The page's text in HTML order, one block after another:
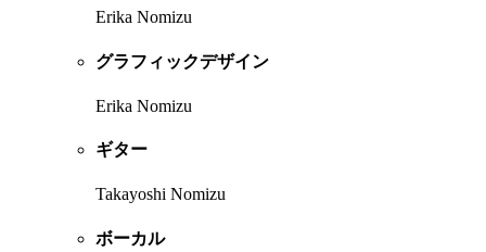
Erika Nomizu
グラフィックデザイン
Erika Nomizu
ギター
Takayoshi Nomizu
ボーカル